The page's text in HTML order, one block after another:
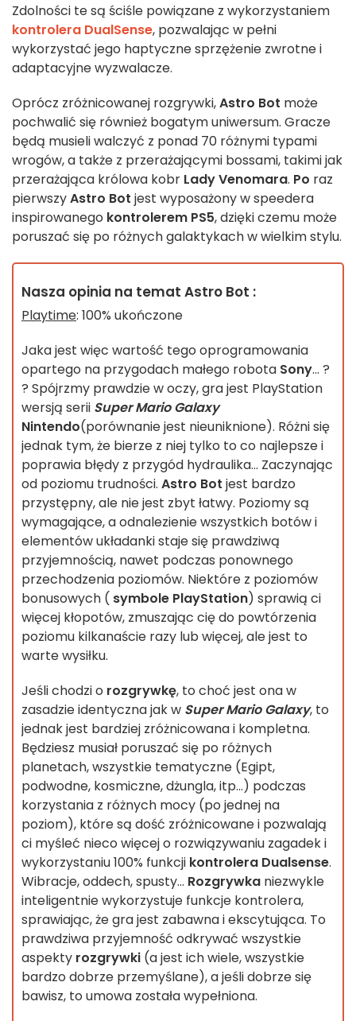
Zdolności te są ściśle powiązane z wykorzystaniem
kontrolera DualSense, pozwalając w pełni
wykorzystać jego haptyczne sprzężenie zwrotne i
adaptacyjne wyzwalacze.
Oprócz zróżnicowanej rozgrywki,Astro Bot może
pochwalić się również bogatym uniwersum. Gracze
będą musieli walczyć z ponad 70 różnymi typami
wrogów, a także z przerażającymi bossami, takimi jak
przerażająca królowa kobr Lady Venomara. Po raz
pierwszyAstro Bot jest wyposażony w speedera
inspirowanego kontrolerem PS5, dzięki czemu może
poruszać się po różnych galaktykach w wielkim stylu.
Nasza opinia na temat Astro Bot :
Playtime: 100% ukończone
Jaka jest więc wartość tego oprogramowania
opartego na przygodach małego robota Sony... ?
? Spójrzmy prawdzie w oczy, gra jest PlayStation
wersją serii Super Mario Galaxy
Nintendo(porównanie jest nieuniknione). Różni się
jednak tym, że bierze z niej tylko to co najlepsze i
poprawia błędy z przygód hydraulika... Zaczynając
od poziomu trudności. Astro Bot jest bardzo
przystępny, ale nie jest zbyt łatwy. Poziomy są
wymagające, a odnalezienie wszystkich botów i
elementów układanki staje się prawdziwą
przyjemnością, nawet podczas ponownego
przechodzenia poziomów. Niektóre z poziomów
bonusowych ( symbole PlayStation) sprawią ci
więcej kłopotów, zmuszając cię do powtórzenia
poziomu kilkanaście razy lub więcej, ale jest to
warte wysiłku.
Jeśli chodzi o rozgrywkę, to choć jest ona w
zasadzie identyczna jak w Super Mario Galaxy, to
jednak jest bardziej zróżnicowana i kompletna.
Będziesz musiał poruszać się po różnych
planetach, wszystkie tematyczne (Egipt,
podwodne, kosmiczne, dżungla, itp...) podczas
korzystania z różnych mocy (po jednej na
poziom), które są dość zróżnicowane i pozwalają
ci myśleć nieco więcej o rozwiązywaniu zagadek i
wykorzystaniu 100% funkcji kontrolera Dualsense.
Wibracje, oddech, spusty... Rozgrywka niezwykle
inteligentnie wykorzystuje funkcje kontrolera,
sprawiając, że gra jest zabawna i ekscytująca. To
prawdziwa przyjemność odkrywać wszystkie
aspekty rozgrywki (a jest ich wiele, wszystkie
bardzo dobrze przemyślane), a jeśli dobrze się
bawisz, to umowa została wypełniona.